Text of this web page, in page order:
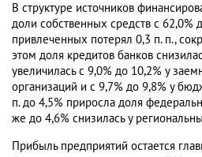
В структуре источников
доли собственных средств с 62,0%
привлеченных потерял 0,3 п. п.,
этом доля кредитов банков
увеличилась с 9,0% до 10,2% у
организаций и с 9,7% до 9,8% у
п. до 4,5% приросла доля
же до 4,6% снизилась у
Прибыль предприятий остается